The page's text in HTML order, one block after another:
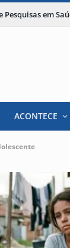
em
ACONTECE